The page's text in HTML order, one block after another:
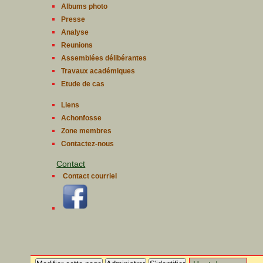
Albums photo
Presse
Analyse
Reunions
Assemblées délibérantes
Travaux académiques
Etude de cas
Liens
Achonfosse
Zone membres
Contactez-nous
Contact
Contact courriel